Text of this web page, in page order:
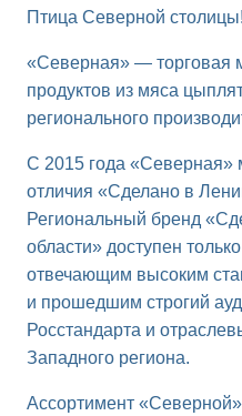
Птица Северной столицы!
«Северная» — торговая
продуктов из мяса
регионального
С 2015 года «Северная»
отличия «Сделано в
Региональный бренд
области» доступен
отвечающим высоким
и прошедшим строгий
Росстандарта и
Западного региона.
Ассортимент